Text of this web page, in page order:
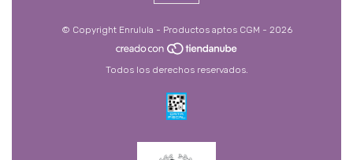
© Copyright Enrulula - Productos aptos CGM - 2026
Todos los derechos reservados.